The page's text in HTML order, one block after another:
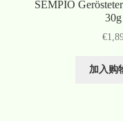
SEMPIO
30g
€
加入购